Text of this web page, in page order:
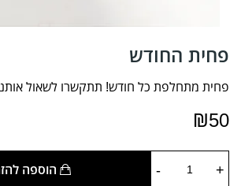
פחית החודש
פחית מתחלפת כל חודש! תתקשרו לשאול
₪50
- +